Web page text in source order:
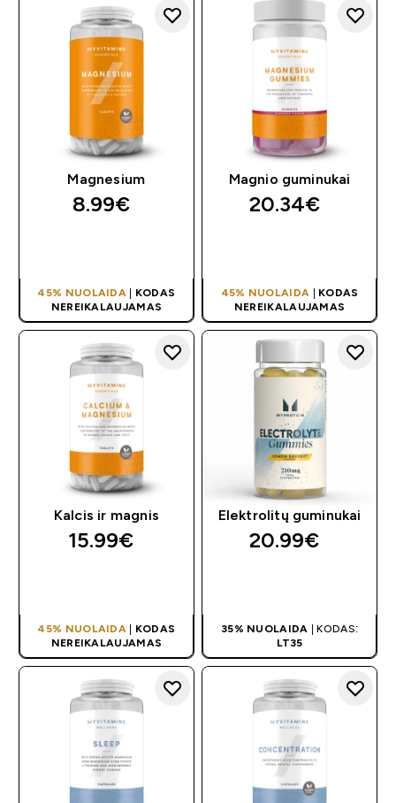
Magnesium
8.99€‎
45% NUOLAIDA | KODAS
NEREIKALAUJAMAS
Magnio guminukai
20.34€‎
45% NUOLAIDA | KODAS
NEREIKALAUJAMAS
Kalcis ir magnis
15.99€‎
45% NUOLAIDA | KODAS
NEREIKALAUJAMAS
Elektrolitų guminukai
20.99€‎
35% NUOLAIDA | KODAS:
LT35